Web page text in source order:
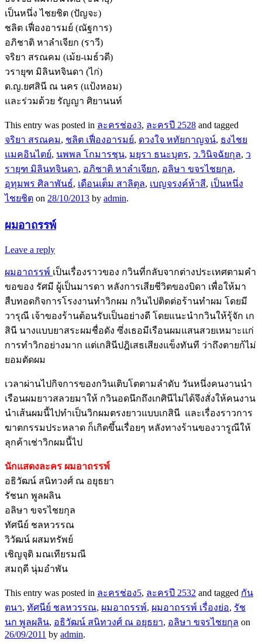
เป็นหนึ่ง ไชยชิต (ปัญจะ)
ชลิต เฟื่องอารมย์ (ณัฐการ)
อภิชาติ หาลำเจียก (ราวี)
จริยา สรณคม (เม้ย-เมธ์วดี)
วรายุฑ มิลินทจินดา (ไก่)
ด.ญ.ยศสินี ณ นคร (แป้งหอม)
และร่วมด้วย รัญญา ศิยานนท์
This entry was posted in ละครช่อง3, ละครปี 2528 and tagged
จริยา สรณคม, ชลิต เฟื่องอารมย์, ดวงใจ หทัยกาญจน์, ธงไชย
แมคอินไตย์, นพพล โกมารชุน, มยุรา ธนะบุตร, ว.วินิจฉัยกุล, ว
รายุฑ มิลินทจินดา, อภิชาติ หาลำเจียก, อลิษา ขจรไชยกุล,
อุทุมพร ศิลาพันธ์, เดือนเต็ม สาลิตุล, เบญจรงค์ห้าสี, เป็นหนึ่ง
ไชยชิต on 28/10/2013 by admin.
ผมอาถรรพ์
Leave a reply
ผมอาถรรพ์ เป็นเรื่องราวของ กวินที่กลับจากต่างประเทศตามคํา
ขอของ รัศมี ผู้เป็นมารดา หลังการเสียชีวิตของบิดา เพื่อให้มา
สืบทอดกิจการโรงงานทําวิกผม กวินไปติดต่อร้านทําผม โดยมี
วารุณี เจ้าของร้านต้อนรับเป็นอย่างดี โดยแนะนํากวินให้รุ้จัก เก
สินี นางแบบยาสระผมชื่อดัง ซึ่งเธอมีเรือนผมแสนสวยเหมาะเเก่
การทําวิกอย่างมาก แต่เกสินีปฎิเสธเสียงแข็งทันที ว่าถึงตายก้ไม่
ยอมตัดผม
เวลาผ่านไปกิจการของกวินเติบโตตามลําดับ วันหนึ่งคนงานนํา
เรือนผมยาวสลวยมาให้ กวินอดนึกถึงเกศินีไม่ได้จึงสั่งให้คนงาน
นําเส้นผมนี้ไปทำเป็นวิกผมตรงยาวแบบเกสินี และเรื่องราวการ
ฆาตกรรมประหลาด ก็เกิดขึ้นเรื่อยๆ หลังทางร้านของวารูณีให้
ลุกค้าเช่าวิกผมนี้ไป
นักแสดงละคร ผมอาถรรพ์
อธิวัฒน์ สนิทวงศ์ ณ อยุธยา
รัชนก พูลผลิน
อลิษา ขจรไชยกุล
ทัศนีย์ ชลหวรรณ
วิวัฒน์ ผสมทรัพย์
เชิญจุติ มณเทียรมณี
สมฤดี นุ่มอำพัน
This entry was posted in ละครช่อง5, ละครปี 2532 and tagged กัน
ตนา, ทัศนีย์ ชลหวรรณ, ผมอาถรรพ์, ผมอาถรรพ์ เรื่องย่อ, รัช
นก พูลผลิน, อธิวัฒน์ สนิทวงศ์ ณ อยุธยา, อลิษา ขจรไชยกุล on
26/09/2011 by admin.